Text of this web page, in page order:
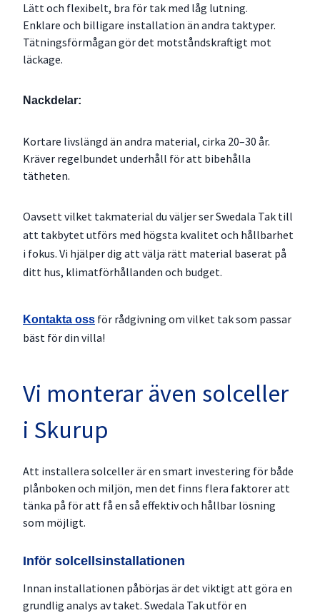
Lätt och flexibelt, bra för tak med låg lutning.
Enklare och billigare installation än andra taktyper.
Tätningsförmågan gör det motståndskraftigt mot
läckage.
Nackdelar:
Kortare livslängd än andra material, cirka 20–30 år.
Kräver regelbundet underhåll för att bibehålla
tätheten.
Oavsett vilket takmaterial du väljer ser Swedala Tak till
att takbytet utförs med högsta kvalitet och hållbarhet
i fokus. Vi hjälper dig att välja rätt material baserat på
ditt hus, klimatförhållanden och budget.
Kontakta oss för rådgivning om vilket tak som passar
bäst för din villa!
Vi monterar även solceller
i Skurup
Att installera solceller är en smart investering för både
plånboken och miljön, men det finns flera faktorer att
tänka på för att få en så effektiv och hållbar lösning
som möjligt.
Inför solcellsinstallationen
Innan installationen påbörjas är det viktigt att göra en
grundlig analys av taket. Swedala Tak utför en